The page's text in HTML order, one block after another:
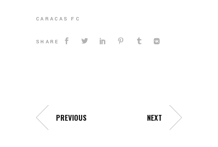
CARACAS FC
SHARE
PREVIOUS NEXT